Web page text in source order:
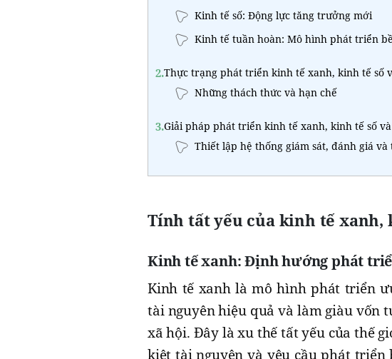
Kinh tế số: Động lực tăng trưởng mới
Kinh tế tuần hoàn: Mô hình phát triển
2.Thực trạng phát triển kinh tế xanh, kinh tế số
Những thách thức và hạn chế
3.Giải pháp phát triển kinh tế xanh, kinh tế số
Thiết lập hệ thống giám sát, đánh giá
Tính tất yếu của kinh tế xanh,
Kinh tế xanh: Định hướng phát
Kinh tế xanh là mô hình phát triển
tài nguyên hiệu quả và làm giàu vốn
xã hội. Đây là xu thế tất yếu của thế
kiệt tài nguyên và yêu cầu phát triển